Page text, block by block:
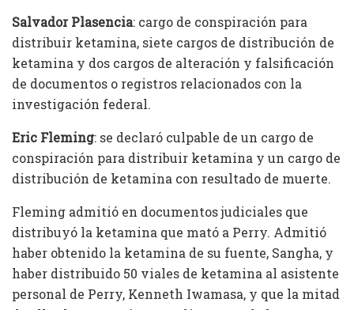
Salvador Plasencia: cargo de conspiración para
distribuir ketamina, siete cargos de distribución de
ketamina y dos cargos de alteración y falsificación
de documentos o registros relacionados con la
investigación federal.
Eric Fleming: se declaró culpable de un cargo de
conspiración para distribuir ketamina y un cargo de
distribución de ketamina con resultado de muerte.
Fleming admitió en documentos judiciales que
distribuyó la ketamina que mató a Perry. Admitió
haber obtenido la ketamina de su fuente, Sangha, y
haber distribuido 50 viales de ketamina al asistente
personal de Perry, Kenneth Iwamasa, y que la mitad